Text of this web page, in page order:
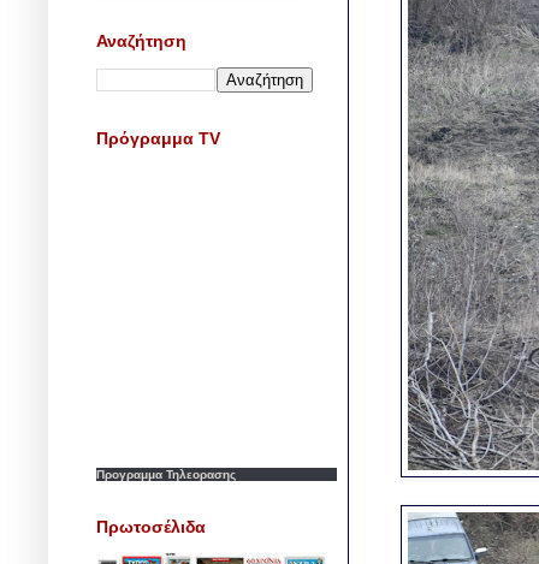
Αναζήτηση
Πρόγραμμα TV
Προγραμμα Τηλεορασης
Πρωτοσέλιδα